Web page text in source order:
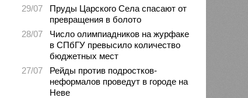
29/07
Пруды Царского Села спасают от
превращения в болото
28/07
Число олимпиадников на журфаке
в СПбГУ превысило количество
бюджетных мест
27/07
Рейды против подростков-
неформалов проведут в городе на
Неве